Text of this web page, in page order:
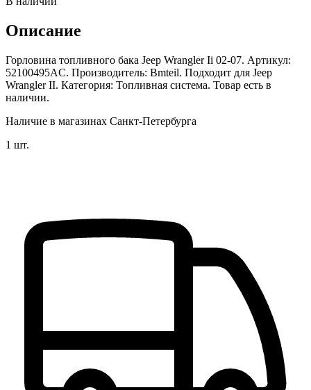
Описание
Горловина топливного бака Jeep Wrangler Ii 02-07. Артикул:
52100495AC. Производитель: Bmteil. Подходит для Jeep
Wrangler II. Категория: Топливная система. Товар есть в
наличии.
Наличие в магазинах Санкт-Петербурга
1 шт.